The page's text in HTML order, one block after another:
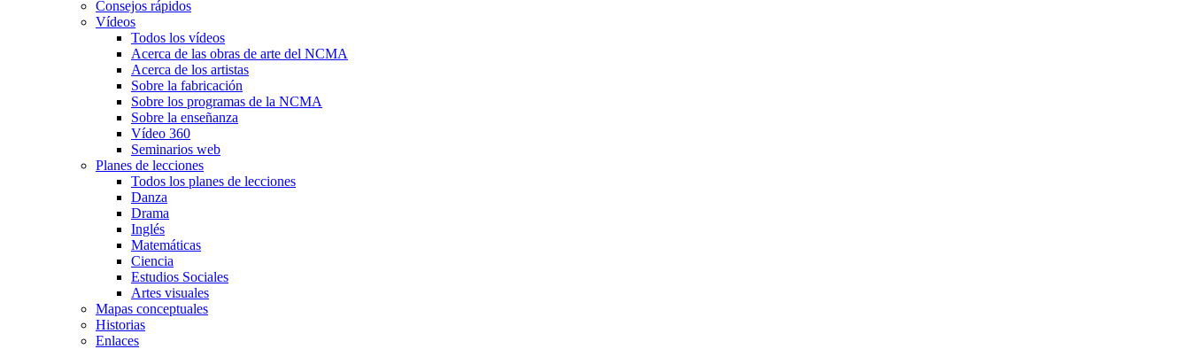
Consejos rápidos
Vídeos
Todos los vídeos
Acerca de las obras de arte del NCMA
Acerca de los artistas
Sobre la fabricación
Sobre los programas de la NCMA
Sobre la enseñanza
Vídeo 360
Seminarios web
Planes de lecciones
Todos los planes de lecciones
Danza
Drama
Inglés
Matemáticas
Ciencia
Estudios Sociales
Artes visuales
Mapas conceptuales
Historias
Enlaces